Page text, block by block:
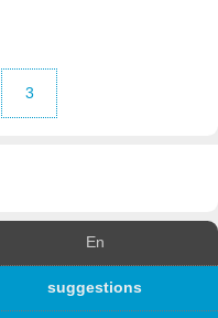
3
En
suggestions